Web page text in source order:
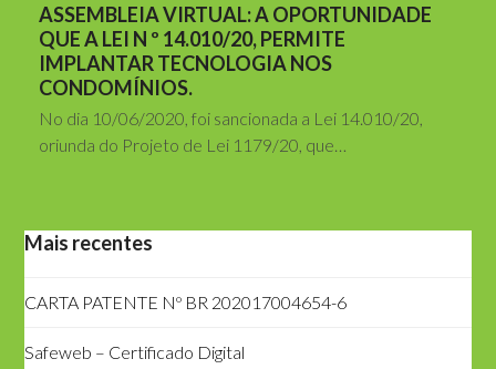
ASSEMBLEIA VIRTUAL: A OPORTUNIDADE
QUE A LEI N º 14.010/20, PERMITE
IMPLANTAR TECNOLOGIA NOS
CONDOMÍNIOS.
No dia 10/06/2020, foi sancionada a Lei 14.010/20,
oriunda do Projeto de Lei 1179/20, que…
Mais recentes
CARTA PATENTE Nº BR 202017004654-6
Safeweb – Certificado Digital